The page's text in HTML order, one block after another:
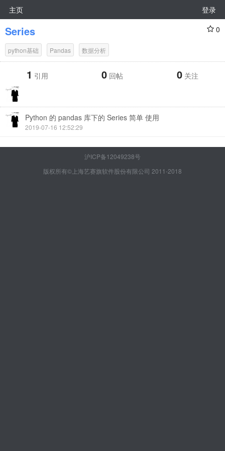
主页 登录
Series 0
python基础 Pandas 数据分析
1 引用 0 回帖 0 关注
Python 的 pandas 库下的 Series 简单 使用
2019-07-16 12:52:29
沪ICP备12049238号
版权所有©上海艺赛旗软件股份有限公司 2011-2018